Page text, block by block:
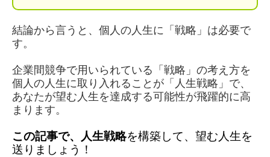
結論から言うと、個人の人生に「戦略」は必要で
す。
企業間競争で用いられている「戦略」の考え方を
個人の人生に取り入れることが「人生戦略」で、
あなたが望む人生を達成する可能性が飛躍的に高
まります。
この記事で、人生戦略を構築して、望む人生を
送りましょう！